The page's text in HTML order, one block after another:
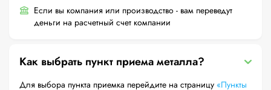
Если вы компания или производство - вам переведут
деньги на расчетный счет компании
Как выбрать пункт приема металла?
Для выбора пункта приемка перейдите на страницу «Пункты